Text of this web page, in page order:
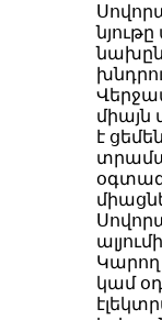
նյութը
է
կամ